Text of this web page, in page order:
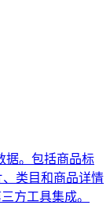
据。包括商品标
类目和商品详情
方工具集成。